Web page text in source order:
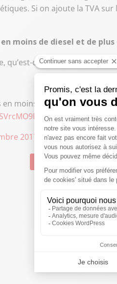
Si on ajoute la TVA
moins de diesel et de
qu’est-ce que c’est !
moins de diesel et de + en
pic.twitter.com/
2017
Suivre Sud Radio